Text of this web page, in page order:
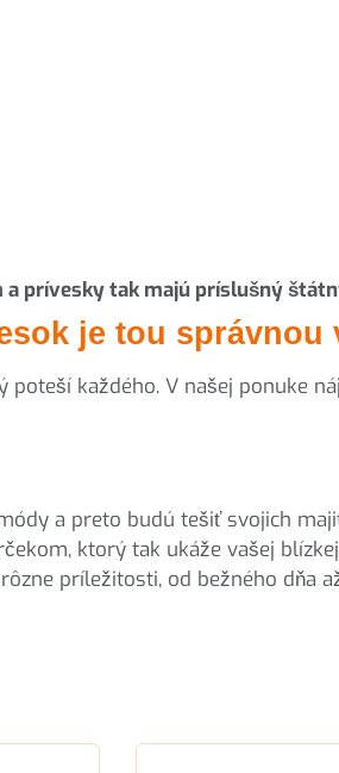
prívesky tak majú príslušný
je tou správnou
každého. V našej ponuke
a preto budú tešiť svojich
ktorý tak ukáže vašej
príležitosti, od bežného dňa